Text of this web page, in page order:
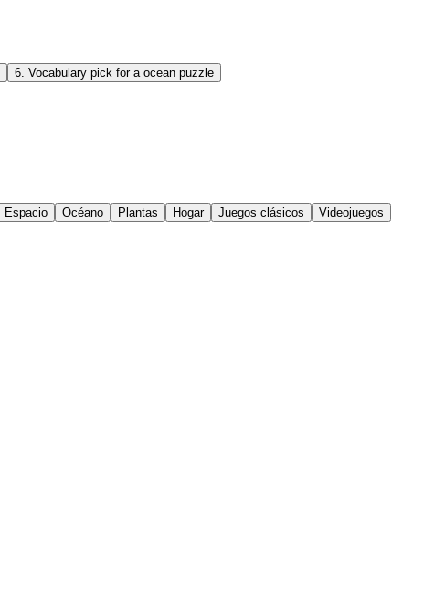
6. Vocabulary pick for a ocean puzzle
Espacio Océano Plantas Hogar Juegos clásicos Videojuegos